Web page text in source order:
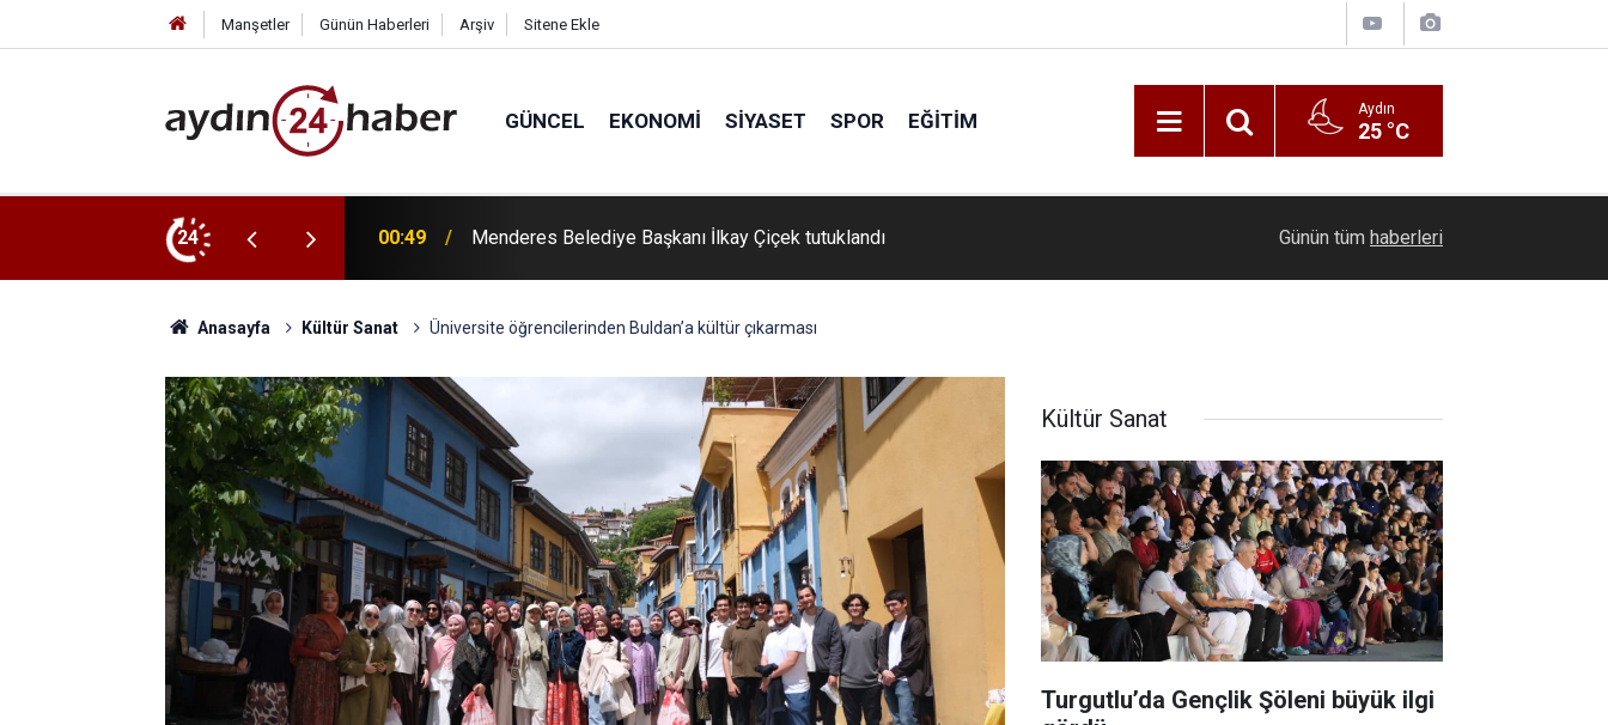
Manşetler Günün Haberleri Arşiv Sitene Ekle
GÜNCEL EKONOMI SIYASET SPOR EĞITIM Aydın
25 °C
24 22:53 Su altındaki zenginlikler Çeşme turizmine katkı sağlıyor Günlük Hayatta Hesaplama Araçları Neden Bu
Günün tüm haberleri
Anasayfa Kültür Sanat Üniversite öğrencilerinden Buldan’a kültür çıkarması
Kültür Sanat
Turgutlu’da Gençlik Şöleni büyük ilgi